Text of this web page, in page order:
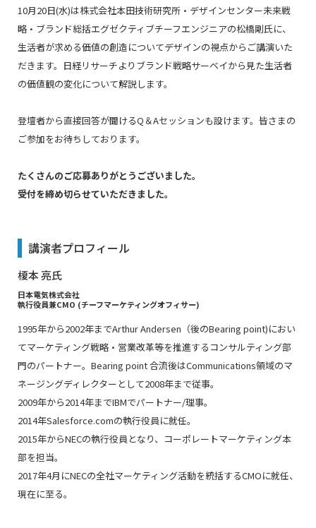
10月20日(水)は株式会社本田技術研究所・デザインセンター未来戦
略・ブランド総括エグゼクティブチーフエンジニアの松橋剛氏に、
生活者が求める価値の創造についてデザインの視点からご講演いた
だきます。日経リサーチよりブランド戦略サーベイから見た生活者
の価値観の変化について解説します。
登壇者から直接回答が聞けるQ＆Aセッションも設けます。皆さまの
ご参加をお待ちしております。
たくさんのご応募ありがとうございました。
受付を締め切らせていただきました。
講演者プロフィール
榎本 亮氏
日本電気株式会社
執行役員兼CMO (チーフマーケティングオフィサー)
1995年から2002年までArthur Andersen（後のBearing point)におい
てマーケティング戦略・営業改革等を推進するコンサルティング部
門のパートナー。Bearing point 合流後はCommunications領域のマ
ネージングディレクターとして2008年まで従事。
2009年から2014年までIBMでパートナー/理事。
2014年Salesforce.comの執行役員に就任。
2015年からNECの執行役員となり、コーポレートマーケティング本
部を担当。
2017年4月にNECの全社マーケティング活動を統括するCMOに就任、
現在に至る。